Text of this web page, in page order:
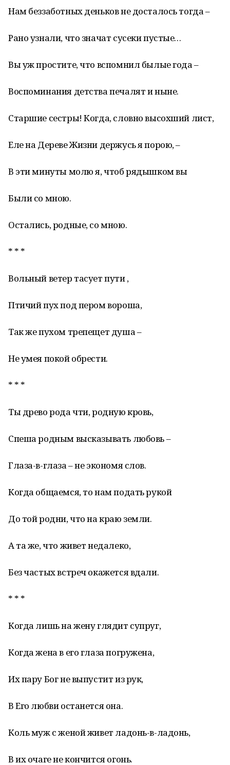
Нам беззаботных деньков не досталось тогда –
Рано узнали, что значат сусеки пустые…
Вы уж простите, что вспомнил былые года –
Воспоминания детства печалят и ныне.
Старшие сестры! Когда, словно высохший лист,
Еле на Дереве Жизни держусь я порою, –
В эти минуты молю я, чтоб рядышком вы
Были со мною.
Остались, родные, со мною.
* * *
Вольный ветер тасует пути ,
Птичий пух под пером вороша,
Так же пухом трепещет душа –
Не умея покой обрести.
* * *
Ты древо рода чти, родную кровь,
Спеша родным высказывать любовь –
Глаза-в-глаза – не экономя слов.
Когда общаемся, то нам подать рукой
До той родни, что на краю земли.
А та же, что живет недалеко,
Без частых встреч окажется вдали.
* * *
Когда лишь на жену глядит супруг,
Когда жена в его глаза погружена,
Их пару Бог не выпустит из рук,
В Его любви останется она.
Коль муж с женой живет ладонь-в-ладонь,
В их очаге не кончится огонь.